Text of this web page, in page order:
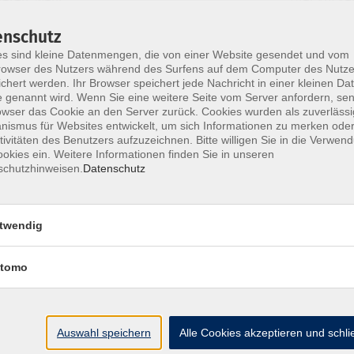
Vimeo-
Mehr
Vimeo-
Hier
sind kleine Datenmengen, die von einer Website gesendet und vom
des Nutzers während des Surfens auf dem Computer des
werden. Ihr Browser speichert jede Nachricht in einer kleinen
genannt wird. Wenn Sie eine weitere Seite vom Server anfordern,
das Cookie an den Server zurück. Cookies wurden als
für Websites entwickelt, um sich Informationen zu merken
des Benutzers aufzuzeichnen. Bitte willigen Sie in die
ein. Weitere Informationen finden Sie in unseren
Datenschutz
Auswahl speichern Alle Cookies akzeptieren und